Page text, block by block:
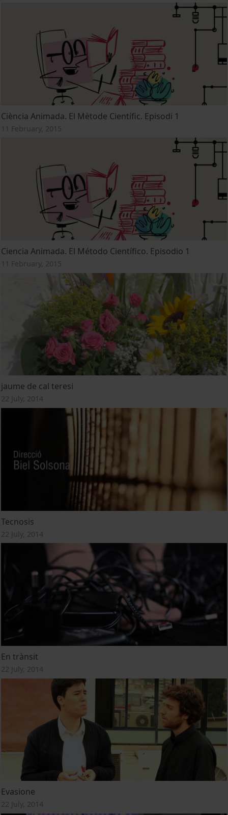
Ciència Animada. El Mètode Científic. Episodi 1
11 February, 2015
Ciencia Animada. El Método Científico. Episodio 1
11 February, 2015
jaume de cal teresi
22 July, 2014
Tecnosis
22 July, 2014
En trànsit
22 July, 2014
Evasione
22 July, 2014